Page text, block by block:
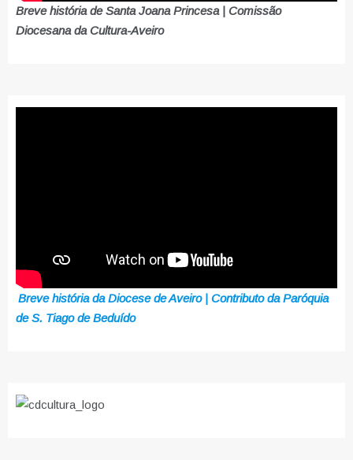
Breve história de Santa Joana Princesa | Comissão
Diocesana da Cultura-Aveiro
Breve história da Diocese de Aveiro | Contributo da Paróquia
de S. Tiago de Beduído